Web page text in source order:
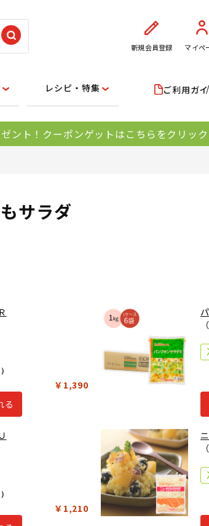
新規会員登録 マイペ
レシピ・特集 ご利用ガ
ント！クーポンゲットはこちらをクリック
サラダ
￥1,390
る
￥1,210